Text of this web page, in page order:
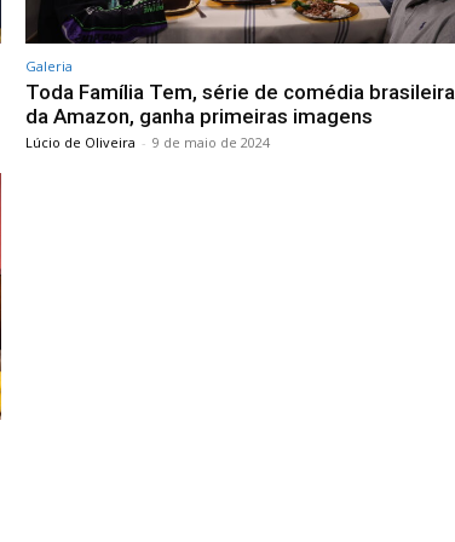
Galeria
Toda Família Tem, série de comédia brasileira
da Amazon, ganha primeiras imagens
Lúcio de Oliveira - 9 de maio de 2024